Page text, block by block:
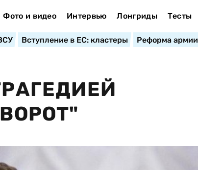
Фото и видео Интервью Лонгриды Тесты
Вступление в ЕС: кластеры Реформа армии